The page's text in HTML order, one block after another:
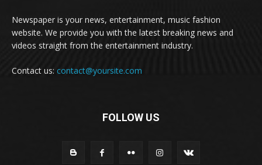
Newspaper is your news, entertainment, music fashion
website. We provide you with the latest breaking news and
videos straight from the entertainment industry.
Contact us: contact@yoursite.com
FOLLOW US